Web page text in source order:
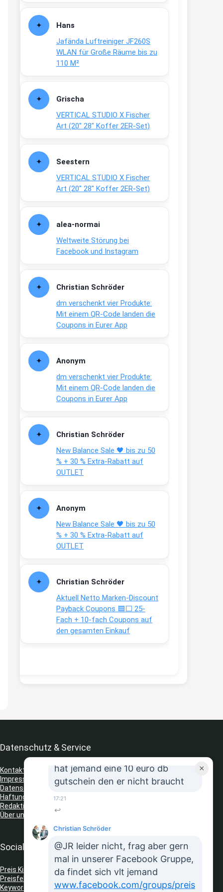
Hans
Jafända Luftreiniger JF260S
WLAN für Große Räume bis zu
110 M²
Grischa
VERTICAL STUDIO X Fischer
Art (20″ 28″ Koffer 2ER-Set)
Seestern
VERTICAL STUDIO X Fischer
Art (20″ 28″ Koffer 2ER-Set)
alea-normai
Weltweite Störung bei
Facebook und Instagram
Christian Schröder
dm verschenkt vier Produkte:
Mit einem QR-Code landen die
Coupons in Eurer App
Anonym
dm verschenkt vier Produkte:
Mit einem QR-Code landen die
Coupons in Eurer App
Christian Schröder
New Balance Sale 🖤 bis zu 50
% + 30 % Extra-Rabatt auf
OUTLET
Anonym
New Balance Sale 🖤 bis zu 50
% + 30 % Extra-Rabatt auf
OUTLET
Christian Schröder
Aktuell Netto Marken-Discount
Payback Coupons 🟦⬜ 25-
Fach + 10-fach Coupons auf
den gesamten Einkauf
Datenschutz & Service
Kontakt
Impressum
Datenschutz
Haftungsausschluss
Redaktionelle Richtlinien
Über uns
Social Media
Preis King auf Telegram
Preisfehler Whats App Kanal
Keyword Tracker (Telegram)
×
Gratis medizinische Zahncreme
↩
Joachim
Gratis Lindani Lineal
www.linda.de/vorteile/coupons/...
2:21
↩
Joachim
Gratis Hitzewarn-Aufkleber /
verfärbt sich ab 28 Grad /siehe
Text weiter unten
shop.bioeg.de/aufkleber-
2:24
↩
Ration Micronährstoffe/ Vitamine
www.dunatura.com/free-trial...
2:28
↩
Gratis 11 versch. Orthomol
Probenwww.orthomol.com/de-
de/service...
2:35
Gratis Campari Spritz / Aperol
Spritz für Gastronomie
aperitivo.de/
↩
Strandnixe
Das Koffersez gibt es nicht mehr
zu dem Preis
8:31
Strandnixe
Kofferset
8:32
8:43
JR
hat jemand eine 10 euro db
gutschein den er nicht braucht
17:21
↩
Christian Schröder
@JR leider nicht, frag aber gern
mal in unserer Facebook Gruppe,
da findet sich vlt jemand
www.facebook.com/groups/preis